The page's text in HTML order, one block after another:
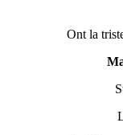
Ont la